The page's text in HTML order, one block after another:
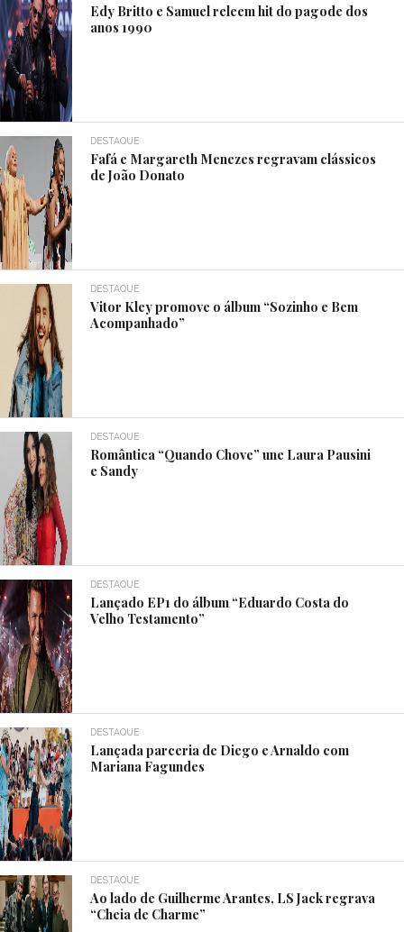
Edy Britto e Samuel releem hit do pagode dos
anos 1990
DESTAQUE
Fafá e Margareth Menezes regravam clássicos
de João Donato
DESTAQUE
Vitor Kley promove o álbum “Sozinho e Bem
Acompanhado”
DESTAQUE
Romântica “Quando Chove” une Laura Pausini
e Sandy
DESTAQUE
Lançado EP1 do álbum “Eduardo Costa do
Velho Testamento”
DESTAQUE
Lançada parceria de Diego e Arnaldo com
Mariana Fagundes
DESTAQUE
Ao lado de Guilherme Arantes, LS Jack regrava
“Cheia de Charme”